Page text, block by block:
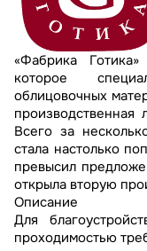
«Фабрика
которое
облицовочных
Всего за
стала настолько
превысил
открыла вторую
Описание
Для
проходимостью